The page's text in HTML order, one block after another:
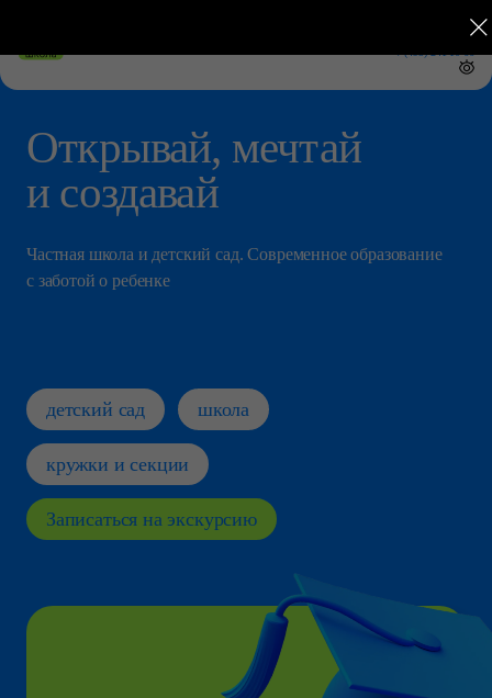
Сведения об образовательной организации
м. Строгино, Квартал Спутник
Открывай, мечтай
и создавай
Частная школа и детский сад. Современное образование
с заботой о ребенке
детский сад школа
кружки и секции
Записаться на экскурсию